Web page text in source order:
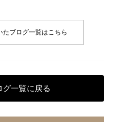
ブログ一覧はこちら
グ一覧に戻る